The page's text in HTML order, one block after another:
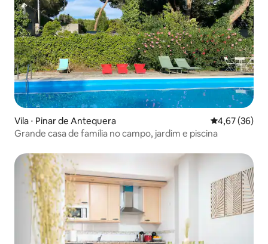
Vila ⋅ Pinar de Antequera 4,67 de uma
4,67 (36)
Grande casa de família no campo, jardim e piscina